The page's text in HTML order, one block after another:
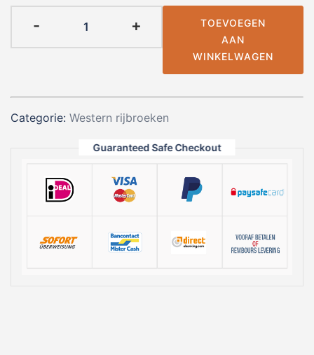
-
-
R.E.A.L.
Straight
Jeans
+
TOEVOEGEN
AAN
WINKELWAGEN
Categorie: Western rijbroeken
Guaranteed Safe Checkout